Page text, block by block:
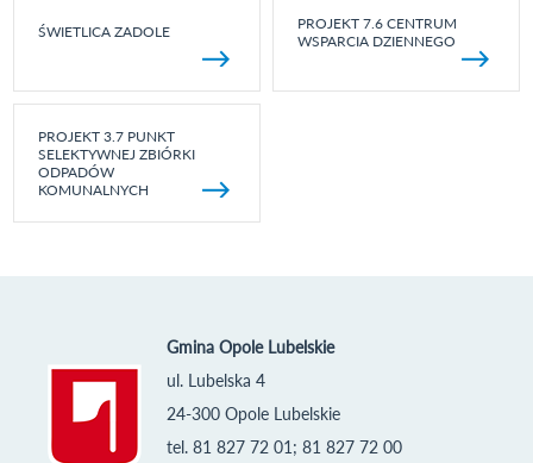
ŚWIETLICA ZADOLE
PROJEKT 7.6 CENTRUM
WSPARCIA DZIENNEGO
PROJEKT 3.7 PUNKT
SELEKTYWNEJ ZBIÓRKI
ODPADÓW
KOMUNALNYCH
Gmina Opole Lubelskie
ul. Lubelska 4
24-300 Opole Lubelskie
tel. 81 827 72 01; 81 827 72 00